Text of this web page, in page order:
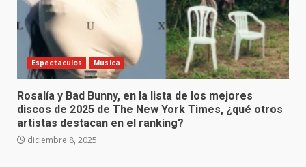
Espectaculos Musica
Rosalía y Bad Bunny, en la lista de los mejores
discos de 2025 de The New York Times, ¿qué otros
artistas destacan en el ranking?
diciembre 8, 2025